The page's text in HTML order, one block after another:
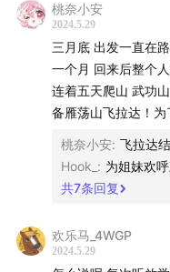
02:46:31 芬兰粽子的心
我还是很有压力的事情
02:53:37 莫不谷：屡次
02:56:09 为什么说世界
变得敏感
桃奈小安
2024.5.29
三月底 出发一直在
一个月 回来后整个人心境都不一
连着五天爬山 武功山 庐山 三清山
备雁荡山飞拉达！为
桃奈小安: 飞拉达
Hook_ : 为姐妹欢
共7条回复
欢乐马_4WGP
2024.5.29